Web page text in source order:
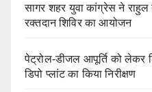
सागर शहर युवा कांग्रेस ने राहुल
रक्तदान शिविर का आयोजन
पेट्रोल-डीजल आपूर्ति को लेकर
डिपो प्लांट का किया निरीक्षण